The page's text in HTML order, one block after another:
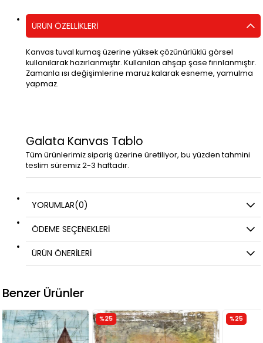
ÜRÜN ÖZELLIKLERI
Kanvas tuval kumaş üzerine yüksek çözünürlüklü görsel
kullanılarak hazırlanmıştır. Kullanılan ahşap şase fırınlanmıştır.
Zamanla ısı değişimlerine maruz kalarak esneme, yamulma
yapmaz.
Galata Kanvas Tablo
Tüm ürünlerimiz sipariş üzerine üretiliyor, bu yüzden tahmini
teslim süremiz 2-3 haftadır.
YORUMLAR(0)
ÖDEME SEÇENEKLERI
ÜRÜN ÖNERILERI
Benzer Ürünler
%25 %25